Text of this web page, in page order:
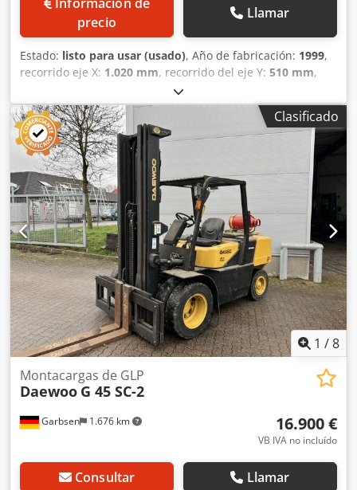
precio
Llamar
Estado: listo para usar (usado), Año de fabricación: 1999,
recorrido eje X: 1.020 mm, recorrido del eje Y: 510 mm,
, carga de la mesa:
velocidad del cabezal (máx.):1.100 rpm, número de ejes:3,
Esta máquina DAEWOO Mynx 500 de 3 ejes se fabricó en
1999. Cuenta con un recorrido del eje X de 1020 mm, del
eje Y de 510 mm y del eje Z de 575 mm. La máquina
incluye una mesa con ranuras en T de 1200 mm x 500 mm
y una capacidad máxima de carga de 800 kg. Si busca
capacidades de mecanizado de alta calidad, considere el
centro de mecanizado vertical DAEWOO Mynx 500 que
tenemos a la venta. Póngase en contacto con nosotros para
obtener más detalles. • Con el marcado CE: Sí • Contador
de piezas: 2.430 • Tiempo de ciclo: 0 h 3 min 14 s
Dcedpfszhb I Nex Aqgsk • Herramienta activa actual: T0006
• Tipo de mesa: con ranuras en T • Tamaño de la mesa:
Normalmente 1 200 mm × 500 mm
Clasificado
1 /8
Garbsen 1.676 km
Montacargas de GLP
Daewoo G 45 SC-2
16.900 €
VB IVA no incluído
Consultar Llamar